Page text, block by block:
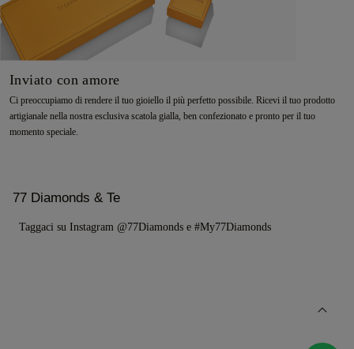
Inviato con amore
Ci preoccupiamo di rendere il tuo gioiello il più perfetto possibile. Ricevi il tuo prodotto
artigianale nella nostra esclusiva scatola gialla, ben confezionato e pronto per il tuo
momento speciale.
77 Diamonds & Te
Taggaci su Instagram @77Diamonds e #My77Diamonds